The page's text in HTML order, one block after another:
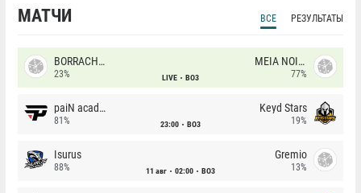
МАТЧИ ВСЕ РЕЗУЛЬТАТЫ
BORRACHEIROS
23% LIVE BO3
MEIA NOITE
77%
paiN academy
81% 23:00 BO3
Keyd Stars
19%
Isurus
88% 11 авг 02:00 BO3
Gremio
13%